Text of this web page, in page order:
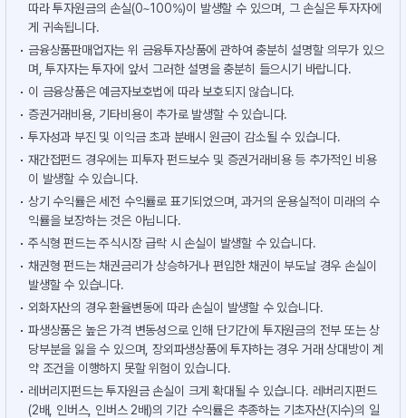
따라 투자원금의 손실(0~100%)이 발생할 수 있으며, 그 손실은 투자자에
게 귀속됩니다.
금융상품판매업자는 위 금융투자상품에 관하여 충분히 설명할 의무가 있으
며, 투자자는 투자에 앞서 그러한 설명을 충분히 들으시기 바랍니다.
이 금융상품은 예금자보호법에 따라 보호되지 않습니다.
증권거래비용, 기타비용이 추가로 발생할 수 있습니다.
투자성과 부진 및 이익금 초과 분배시 원금이 감소될 수 있습니다.
재간접펀드 경우에는 피투자 펀드보수 및 증권거래비용 등 추가적인 비용
이 발생할 수 있습니다.
상기 수익률은 세전 수익률로 표기되었으며, 과거의 운용실적이 미래의 수
익률을 보장하는 것은 아닙니다.
주식형 펀드는 주식시장 급락 시 손실이 발생할 수 있습니다.
채권형 펀드는 채권금리가 상승하거나 편입한 채권이 부도날 경우 손실이
발생할 수 있습니다.
외화자산의 경우 환율변동에 따라 손실이 발생할 수 있습니다.
파생상품은 높은 가격 변동성으로 인해 단기간에 투자원금의 전부 또는 상
당부분을 잃을 수 있으며, 장외파생상품에 투자하는 경우 거래 상대방이 계
약 조건을 이행하지 못할 위험이 있습니다.
레버리지펀드는 투자원금 손실이 크게 확대될 수 있습니다. 레버리지펀드
(2배, 인버스, 인버스 2배)의 기간 수익률은 추종하는 기초자산(지수)의 일